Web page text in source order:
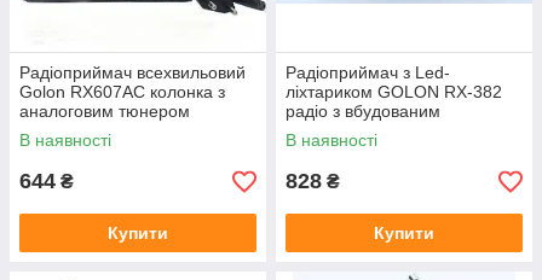
Радіоприймач всехвильовий
Golon RX607AC колонка з
аналоговим тюнером
В наявності
644 ₴
Купити
Радіоприймач з Led-
ліхтариком GOLON RX-382
радіо з вбудованим
акумулятором
В наявності
828 ₴
Купити